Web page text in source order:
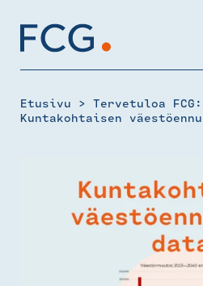
content
Etusivu >